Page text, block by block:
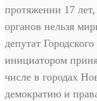
протяжении 17
органов нельзя
депутат
инициатором
числе в городах
демократию и